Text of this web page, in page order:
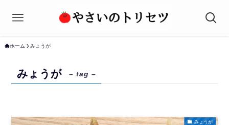
ホーム みょうが
みょうが – tag –
みょうが